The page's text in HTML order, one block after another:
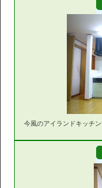
今風のアイランドキッチン